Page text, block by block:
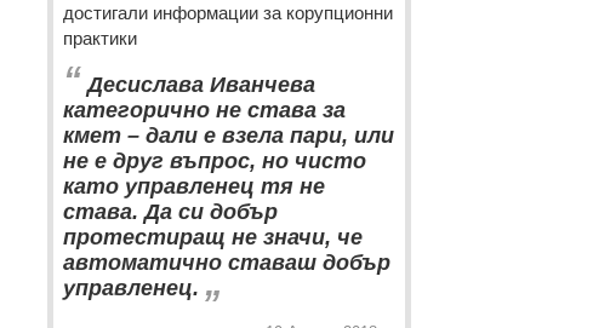
достигали информации за корупционни
практики
“ Десислава Иванчева
категорично не става за
кмет – дали е взела пари, или
не е друг въпрос, но чисто
като управленец тя не
става. Да си добър
протестиращ не значи, че
автоматично ставаш добър
управленец. „